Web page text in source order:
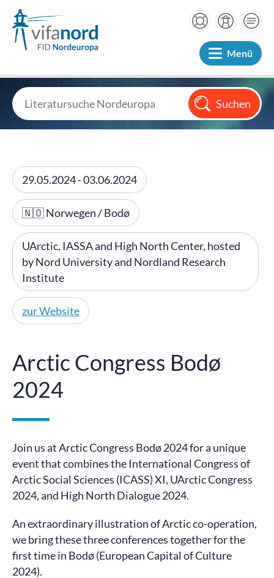
Menü
29.05.2024 - 03.06.2024
🇳🇴 Norwegen / Bodø
UArctic, IASSA and High North Center, hosted
by Nord University and Nordland Research
Institute
zur Website
Arctic Congress Bodø
2024
Join us at Arctic Congress Bodø 2024 for a unique
event that combines the International Congress of
Arctic Social Sciences (ICASS) XI, UArctic Congress
2024, and High North Dialogue 2024.
An extraordinary illustration of Arctic co-operation,
we bring these three conferences together for the
first time in Bodø (European Capital of Culture
2024).